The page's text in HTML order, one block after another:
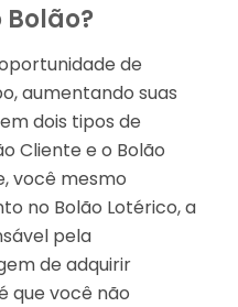
de
aumentando suas
dois tipos de
Cliente e o Bolão
você mesmo
no Bolão Lotérico, a
pela
de adquirir
que você não